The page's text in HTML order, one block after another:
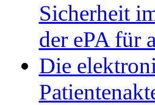
Sicherheit
der ePA für
Die